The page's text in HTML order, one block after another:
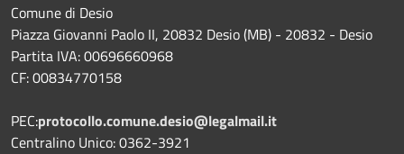
Comune di Desio
Piazza Giovanni Paolo II, 20832 Desio (MB) - 20832 - Desio
Partita IVA: 00696660968
CF: 00834770158
PEC:protocollo.comune.desio@legalmail.it
Centralino Unico: 0362-3921